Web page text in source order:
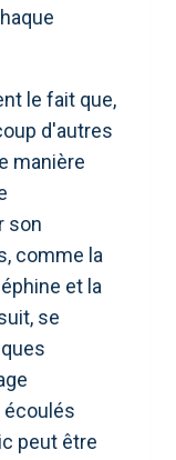
le fait que,
d'autres
manière
son
comme la
et la
se
écoulés
peut être